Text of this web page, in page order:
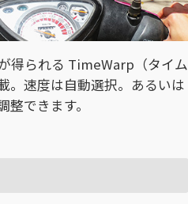
得られる TimeWarp（タイム
。速度は自動選択。あるいは
できます。